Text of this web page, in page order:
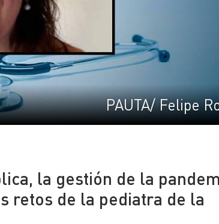
PAUTA/ Felipe
la gestión de la
retos de la pediatra de la